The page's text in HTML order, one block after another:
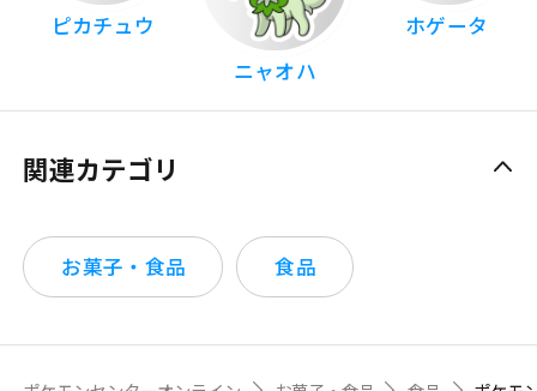
ピカチュウ
ニャオハ
ホゲータ
関連カテゴリ
お菓子・食品 食品